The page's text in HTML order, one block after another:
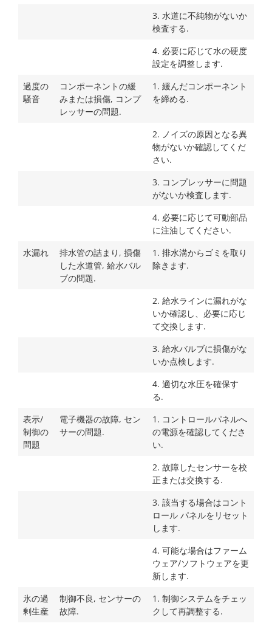
3. 水道に不純物がないか
検査する.
4. 必要に応じて水の硬度
設定を調整します.
過度の
騒音
コンポーネントの緩
みまたは損傷, コンプ
レッサーの問題.
1. 緩んだコンポーネント
を締める.
2. ノイズの原因となる異
物がないか確認してくだ
さい.
3. コンプレッサーに問題
がないか検査します.
4. 必要に応じて可動部品
に注油してください.
水漏れ
排水管の詰まり, 損傷
した水道管, 給水バル
ブの問題.
1. 排水溝からゴミを取り
除きます.
2. 給水ラインに漏れがな
いか確認し、必要に応じ
て交換します.
3. 給水バルブに損傷がな
いか点検します.
4. 適切な水圧を確保す
る.
表示/
制御の
問題
電子機器の故障, セン
サーの問題.
1. コントロールパネルへ
の電源を確認してくださ
い.
2. 故障したセンサーを校
正または交換する.
3. 該当する場合はコント
ロール パネルをリセット
します.
4. 可能な場合はファーム
ウェア/ソフトウェアを更
新します.
氷の過
剰生産
制御不良, センサーの
故障.
1. 制御システムをチェッ
クして再調整する.